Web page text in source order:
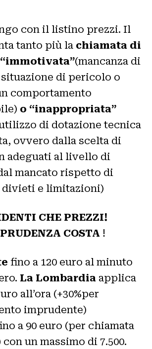
con il listino prezzi. Il
tanto più la chiamata di
(mancanza di
di pericolo o
comportamento
o “inappropriata”
di dotazione tecnica
ovvero dalla scelta di
adeguati al livello di
mancato rispetto di
e limitazioni)
CHE PREZZI!
COSTA !
fino a 120 euro al minuto
La Lombardia applica
all’ora (+30%per
imprudente)
a 90 euro (per chiamata
un massimo di 7.500.